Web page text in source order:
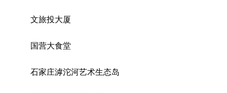
文旅投大厦
国营大食堂
石家庄滹沱河艺术生态岛